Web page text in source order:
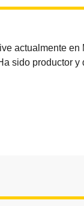
actualmente
sido productor y